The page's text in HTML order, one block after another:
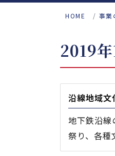
HOME 事業
2019年
沿線地域文
地下鉄沿線
祭り、各種